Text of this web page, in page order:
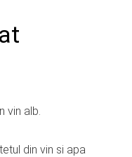
vin alb.
din vin si apa